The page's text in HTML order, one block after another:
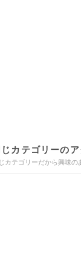
カテゴリーの
カテゴリーだから興味の